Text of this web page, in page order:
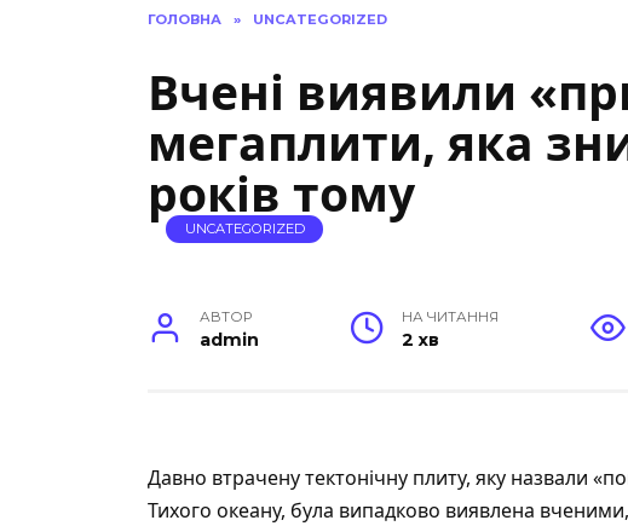
ГОЛОВНА » UNCATEGORIZED
Вчені виявили
мегаплити, яка
років тому
UNCATEGORIZED
АВТОР
admin
НА ЧИТАННЯ
2 хв
Давно втрачену тектонічну плиту, яку назвали
Тихого океану, була випадково виявлена